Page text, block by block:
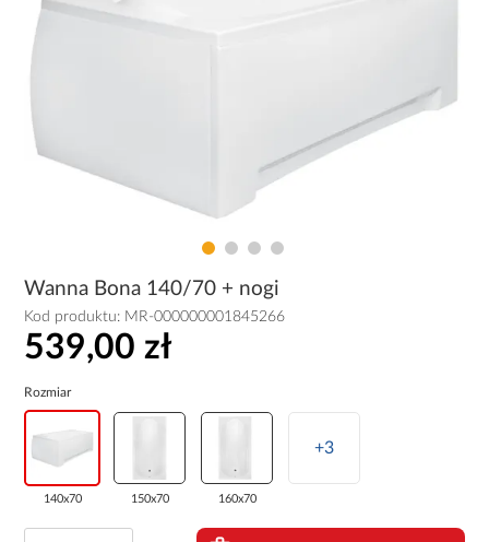
Wanna Bona 140/70 + nogi
Kod produktu: MR-000000001845266
539,00 zł
Rozmiar
140x70 150x70 160x70
+3